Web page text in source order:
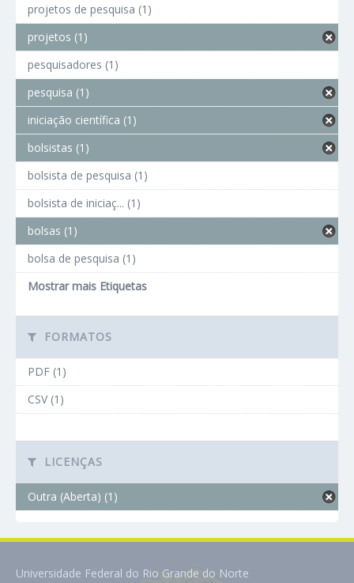
projetos de pesquisa (1)
projetos (1)
pesquisadores (1)
pesquisa (1)
iniciação científica (1)
bolsistas (1)
bolsista de pesquisa (1)
bolsista de iniciaç... (1)
bolsas (1)
bolsa de pesquisa (1)
Mostrar mais Etiquetas
FORMATOS
PDF (1)
CSV (1)
LICENÇAS
Outra (Aberta) (1)
Universidade Federal do Rio Grande do Norte